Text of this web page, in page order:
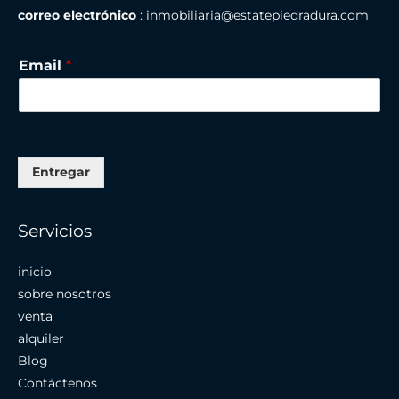
correo electrónico : inmobiliaria@estatepiedradura.com
Email *
Entregar
Servicios
inicio
sobre nosotros
venta
alquiler
Blog
Contáctenos